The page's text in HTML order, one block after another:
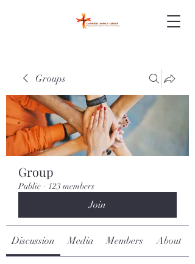
Groups
Group
Public · 123 members
Join
Discussion Media Members About